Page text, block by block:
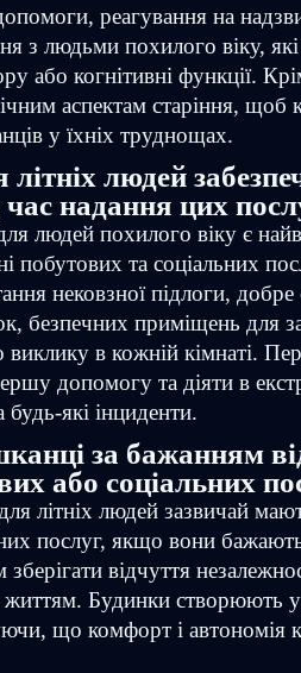
реагування на
з людьми похилого віку,
або когнітивні функції.
аспектам старіння, щоб
у їхніх труднощах.
людей
надання цих
людей похилого віку є
побутових та соціальних
нековзної підлоги, добре
безпечних приміщень для
виклику в кожній кімнаті.
допомогу та діяти в
які інциденти.
за бажанням
або соціальних
літніх людей зазвичай
послуг, якщо вони
відчуття
життям. Будинки створюють
що комфорт і